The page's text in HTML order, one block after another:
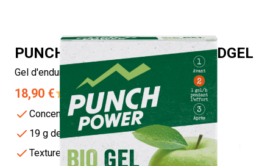
PUNCH POWER BIO GEL SPEEDGEL
Gel d'endurance idéal pendant l'effort
18,90 € 4.6/5 - 55 avis
Concentré d'énergie rapidement disponible
19 g de glucides par dosette
Texture fluide